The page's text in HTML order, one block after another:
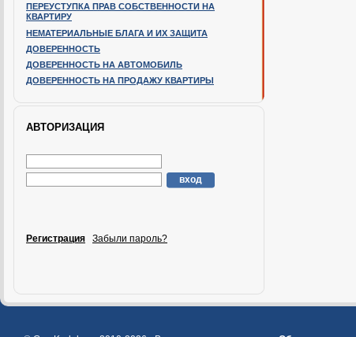
ПЕРЕУСТУПКА ПРАВ СОБСТВЕННОСТИ НА
КВАРТИРУ
НЕМАТЕРИАЛЬНЫЕ БЛАГА И ИХ ЗАЩИТА
ДОВЕРЕННОСТЬ
ДОВЕРЕННОСТЬ НА АВТОМОБИЛЬ
ДОВЕРЕННОСТЬ НА ПРОДАЖУ КВАРТИРЫ
АВТОРИЗАЦИЯ
Регистрация Забыли пароль?